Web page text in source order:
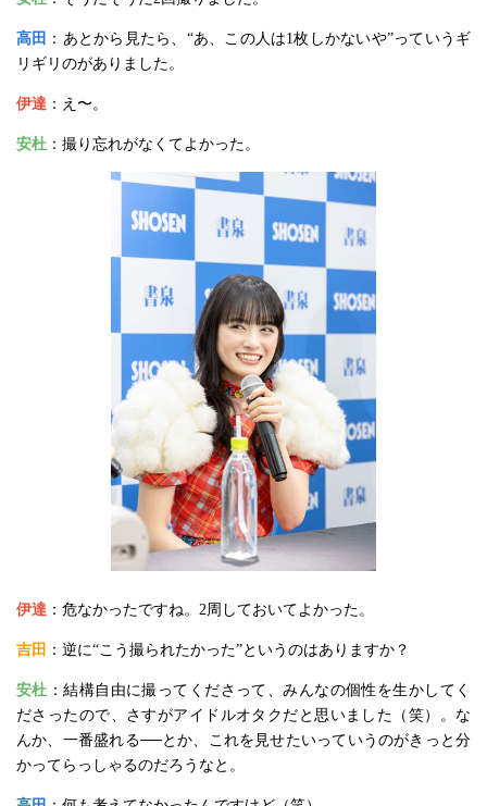
高田 ：あとから見たら、“あ、この人は1枚しかないや”っていうギ
リギリのがありました。
伊達 ：え〜。
安杜 ：撮り忘れがなくてよかった。
伊達 ：危なかったですね。2周しておいてよかった。
吉田 ：逆に“こう撮られたかった”というのはありますか？
安杜 ：結構自由に撮ってくださって、みんなの個性を生かしてく
ださったので、さすがアイドルオタクだと思いました（笑）。な
んか、一番盛れる──とか、これを見せたいっていうのがきっと分
かってらっしゃるのだろうなと。